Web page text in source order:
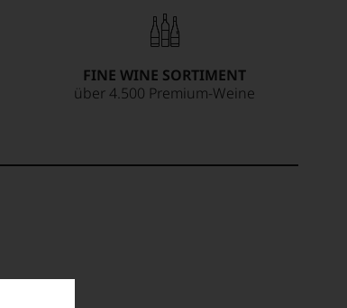
FINE WINE SORTIMENT
über 4.500 Premium-Weine